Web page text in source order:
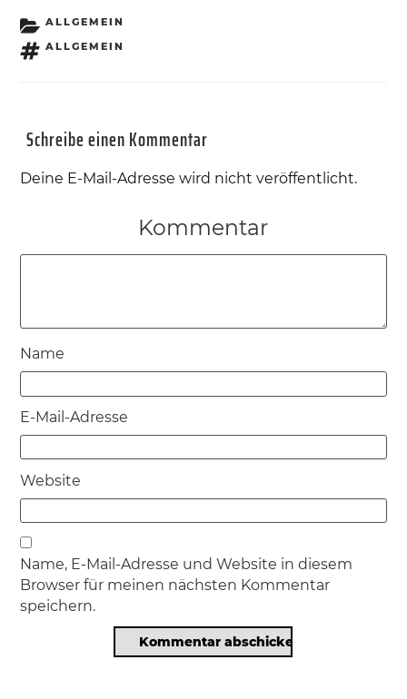
KATEGORIEN
ALLGEMEIN
SCHLAGWÖRTER
ALLGEMEIN
Schreibe einen Kommentar
Deine E-Mail-Adresse wird nicht veröffentlicht.
Kommentar
Name
E-Mail-Adresse
Website
Name, E-Mail-Adresse und Website in diesem
Browser für meinen nächsten Kommentar
speichern.